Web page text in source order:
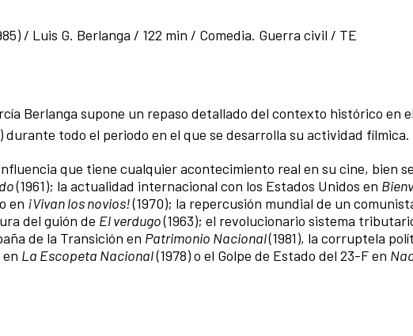
/ Luis G. Berlanga / 122 min / Comedia. Guerra civil / TE
Berlanga supone un repaso detallado del contexto histórico en
durante todo el periodo en el que se desarrolla su actividad fílmica.
que tiene cualquier acontecimiento real en su cine, bien
(1961); la actualidad internacional con los Estados Unidos en
en ¡Vivan los novios!(1970); la repercusión mundial de un
del guión de El verdugo(1963); el revolucionario sistema
de la Transición en Patrimonio Nacional(1981), la corruptela
La Escopeta Nacional(1978) o el Golpe de Estado del 23-F en